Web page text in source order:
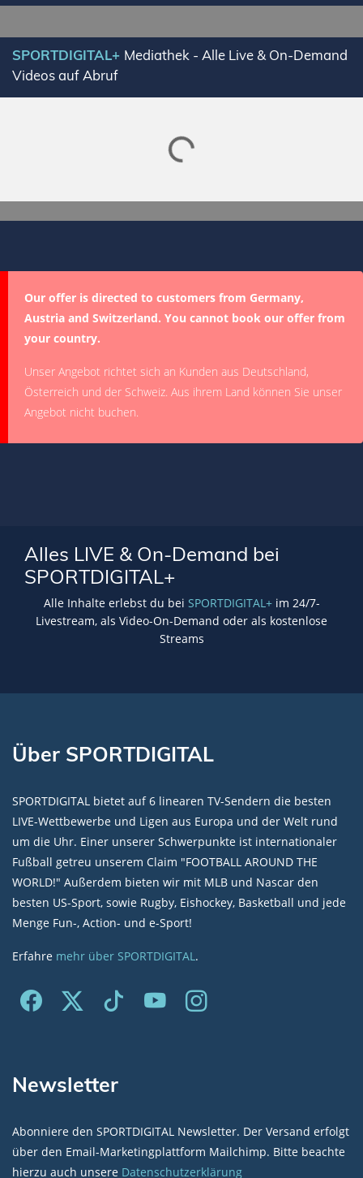
SPORTDIGITAL+ Mediathek - Alle Live & On-Demand
Videos auf Abruf
Lade SPORTDIGITAL+ Mediathek
Our offer is directed to customers from Germany,
Austria and Switzerland. You cannot book our offer from
your country.
Unser Angebot richtet sich an Kunden aus Deutschland,
Österreich und der Schweiz. Aus ihrem Land können Sie unser
Angebot nicht buchen.
Alles LIVE & On-Demand bei
SPORTDIGITAL+
Alle Inhalte erlebst du bei SPORTDIGITAL+im 24/7-
Livestream, als Video-On-Demand oder als kostenlose
Streams
Über SPORTDIGITAL
SPORTDIGITAL bietet auf 6 linearen TV-Sendern die besten
LIVE-Wettbewerbe und Ligen aus Europa und der Welt rund
um die Uhr. Einer unserer Schwerpunkte ist internationaler
Fußball getreu unserem Claim "FOOTBALL AROUND THE
WORLD!" Außerdem bieten wir mit MLB und Nascar den
besten US-Sport, sowie Rugby, Eishockey, Basketball und jede
Menge Fun-, Action- und e-Sport!
Erfahre mehr über SPORTDIGITAL.
Newsletter
Abonniere den SPORTDIGITAL Newsletter. Der Versand erfolgt
über den Email-Marketingplattform Mailchimp. Bitte beachte
hierzu auch unsere Datenschutzerklärung